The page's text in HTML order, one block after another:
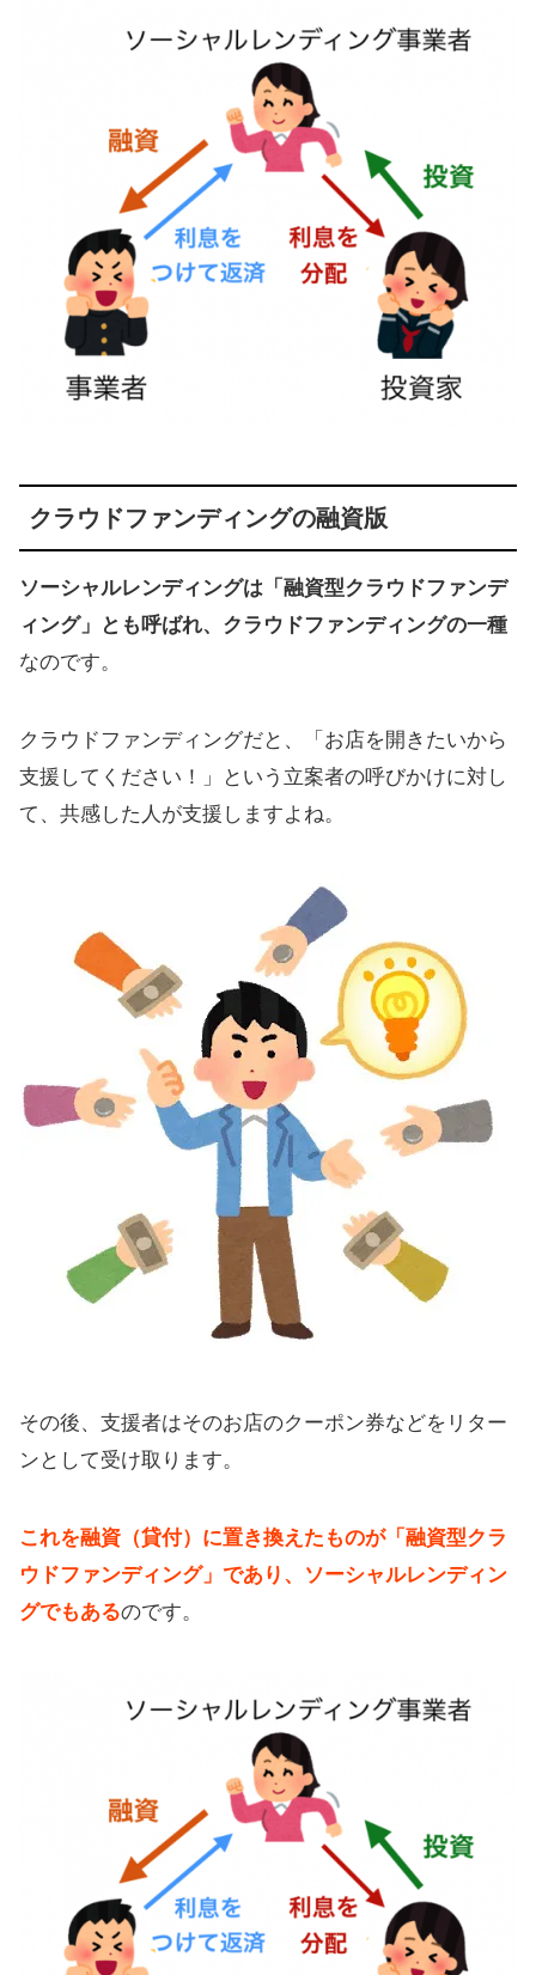
クラウドファンディングの融資版
ソーシャルレンディングは「融資型クラウドファンデ
ィング」とも呼ばれ、クラウドファンディングの一種
なのです。
クラウドファンディングだと、「お店を開きたいから
支援してください！」という立案者の呼びかけに対し
て、共感した人が支援しますよね。
その後、支援者はそのお店のクーポン券などをリター
ンとして受け取ります。
これを融資（貸付）に置き換えたものが「融資型クラ
ウドファンディング」であり、ソーシャルレンディン
グでもあるのです。